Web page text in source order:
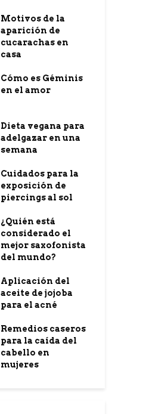
Motivos de la
aparición de
cucarachas en
casa
Cómo es Géminis
en el amor
Dieta vegana para
adelgazar en una
semana
Cuidados para la
exposición de
piercings al sol
¿Quién está
considerado el
mejor saxofonista
del mundo?
Aplicación del
aceite de jojoba
para el acné
Remedios caseros
para la caída del
cabello en
mujeres